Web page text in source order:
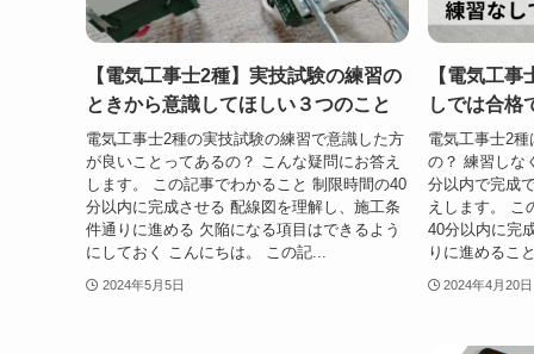
【電気工事士2種】実技試験の練習の
ときから意識してほしい３つのこと
電気工事士2種の実技試験の練習で意識した方
が良いことってあるの？ こんな疑問にお答え
します。 この記事でわかること 制限時間の40
分以内に完成させる 配線図を理解し、施工条
件通りに進める 欠陥になる項目はできるよう
にしておく こんにちは。 この記...
2024年5月5日
【電気工
しでは合格
電気工事士2
の？ 練習しな
分以内で完成
えします。 こ
40分以内に完
りに進めるこ
2024年4月20日